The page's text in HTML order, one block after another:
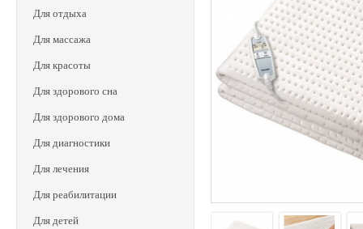
Для отдыха
Для массажа
Для красоты
Для здорового сна
Для здорового дома
Для диагностики
Для лечения
Для реабилитации
Для детей